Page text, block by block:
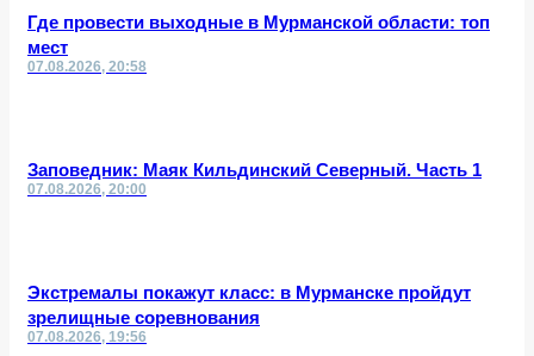
Где провести выходные в Мурманской области: топ
мест
07.08.2026, 20:58
Заповедник: Маяк Кильдинский Северный. Часть 1
07.08.2026, 20:00
Экстремалы покажут класс: в Мурманске пройдут
зрелищные соревнования
07.08.2026, 19:56